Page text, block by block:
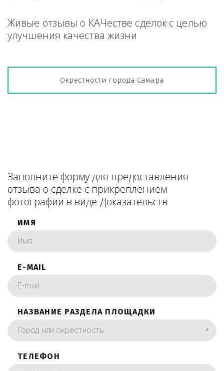
Живые отзывы о КАЧестве сделок с целью
улучшения качества жизни
Окрестности города Самара
Заполните форму для предоставления
отзыва о сделке с прикреплением
фотографии в виде Доказательств
ИМЯ
E-MAIL
НАЗВАНИЕ РАЗДЕЛА ПЛОЩАДКИ
*
ТЕЛЕФОН